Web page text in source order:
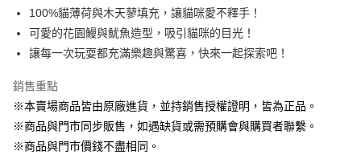
街口支付
悠遊付
Google Pay
ATM付款
100%貓薄荷與木天蓼填充，讓貓咪愛不釋手！
可愛的花園鰻與魷魚造型，吸引貓咪的目光！
讓每一次玩耍都充滿樂趣與驚喜，快來一起探索吧！
銷售重點
※本賣場商品皆由原廠進貨，並持銷售授權證明，皆為正品。
※商品與門市同步販售，如遇缺貨或需預購會與購買者聯繫。
※商品與門市價錢不盡相同。